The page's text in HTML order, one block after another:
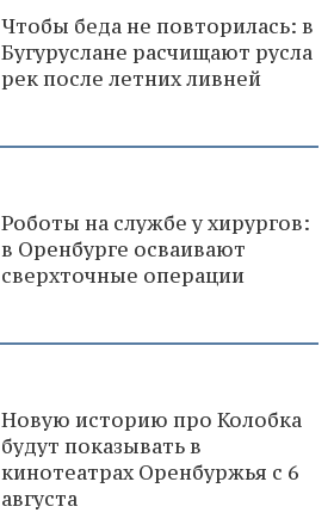
Чтобы беда не повторилась: в
Бугуруслане расчищают русла
рек после летних ливней
Роботы на службе у хирургов:
в Оренбурге осваивают
сверхточные операции
Новую историю про Колобка
будут показывать в
кинотеатрах Оренбуржья с 6
августа